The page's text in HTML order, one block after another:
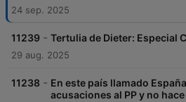
24 sep. 2025
11239 - Tertulia de Dieter: Especial
29 aug. 2025
11238 - En este país llamado
acusaciones al PP y no